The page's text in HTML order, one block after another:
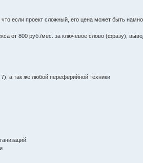
если проект сложный, его цена может быть
от 800 руб./мес. за ключевое слово (фразу),
а так же любой переферийной техники